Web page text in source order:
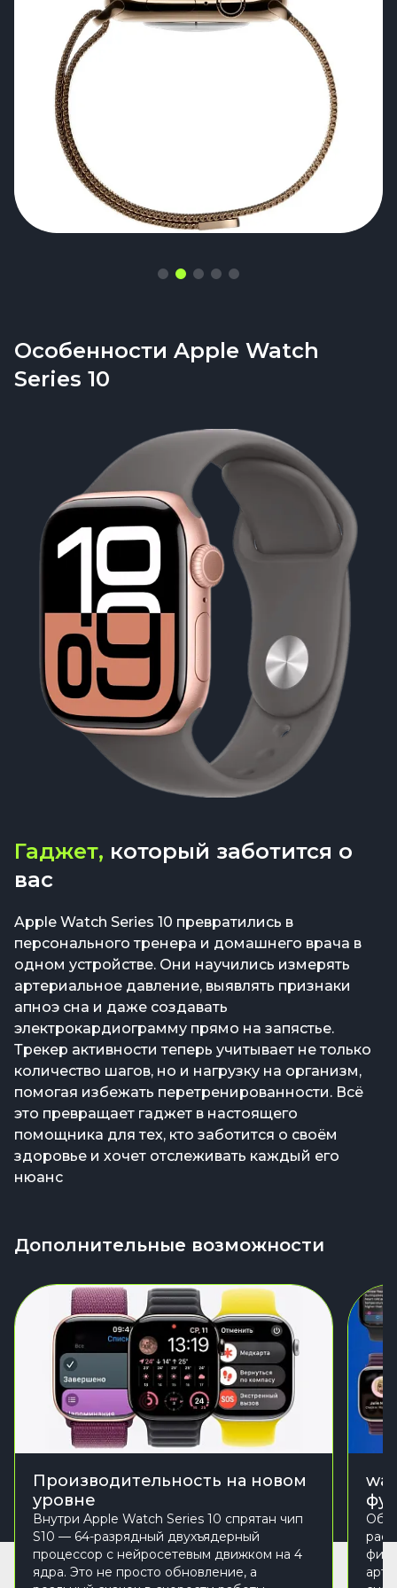
Особенности Apple Watch
Series 10
Гаджет, который заботится о
вас
Apple Watch Series 10 превратились в
персонального тренера и домашнего врача в
одном устройстве. Они научились измерять
артериальное давление, выявлять признаки
апноэ сна и даже создавать
электрокардиограмму прямо на запястье.
Трекер активности теперь учитывает не только
количество шагов, но и нагрузку на организм,
помогая избежать перетренированности. Всё
это превращает гаджет в настоящего
помощника для тех, кто заботится о своём
здоровье и хочет отслеживать каждый его
нюанс
Дополнительные возможности
Производительность на новом
уровне
Внутри Apple Watch Series 10 спрятан чип
S10 — 64-разрядный двухъядерный
процессор с нейросетевым движком на 4
ядра. Это не просто обновление, а